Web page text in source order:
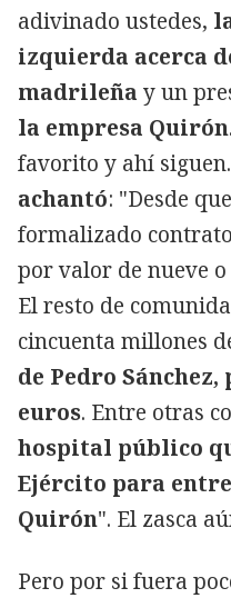
adivinado ustedes,
izquierda acerca
madrileña y un
la empresa Quirón
favorito y ahí
achantó: "Desde
formalizado
por valor de nueve
El resto de
cincuenta millones
de Pedro
euros. Entre otras
hospital público
Ejército para
Quirón". El zasca
Pero por si fuera